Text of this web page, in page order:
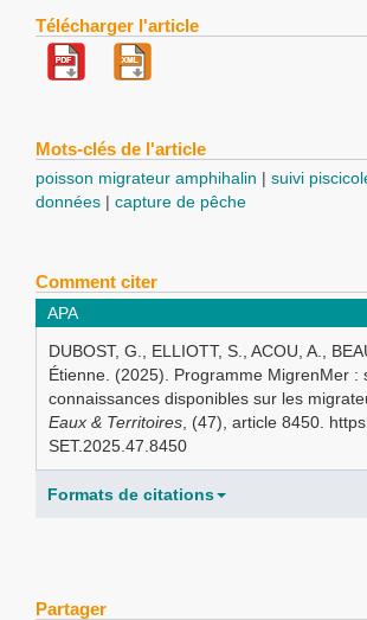
Télécharger l'article
Mots-clés de l'article
poisson migrateur amphihalin suivi
données
capture de pêche
Comment citer
APA
DUBOST, G., ELLIOTT, S., ACOU, A.,
Étienne. (2025). Programme MigrenMer :
connaissances disponibles sur les
Eaux & Territoires , (47), article 8450.
SET.2025.47.8450
Formats de citations
Partager